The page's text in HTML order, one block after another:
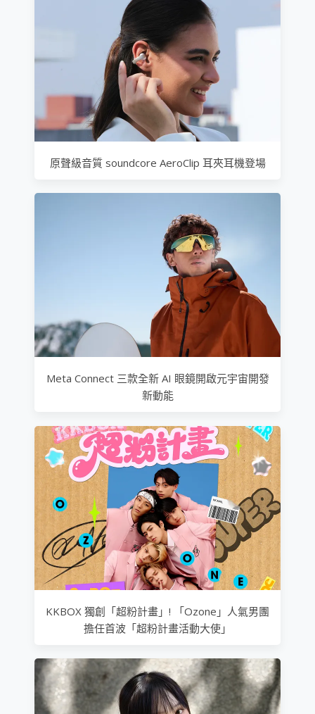
原聲級音質 soundcore AeroClip 耳夾耳機登場
Meta Connect 三款全新 AI 眼鏡開啟元宇宙開發
新動能
KKBOX 獨創「超粉計畫」! 「Ozone」人氣男團
擔任首波「超粉計畫活動大使」